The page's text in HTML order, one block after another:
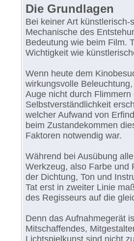
Die Grundlagen
Bei keiner Art
Mechanische des
Bedeutung wie beim Film.
Wichtigkeit wie
Wenn heute dem
wirkungsvolle
Auge nicht durch
Selbstverständlichkeit
welcher Aufwand von
beim Zustandekommen
Faktoren notwendig war.
Während bei Ausübung
Werkzeug, also Farbe und
der Dichtung, Ton und
Tat erst in zweiter Linie
des Regisseurs auf die
Denn das Aufnahmegerät
Mitschaffendes,
Lichtspielkunst sind nicht